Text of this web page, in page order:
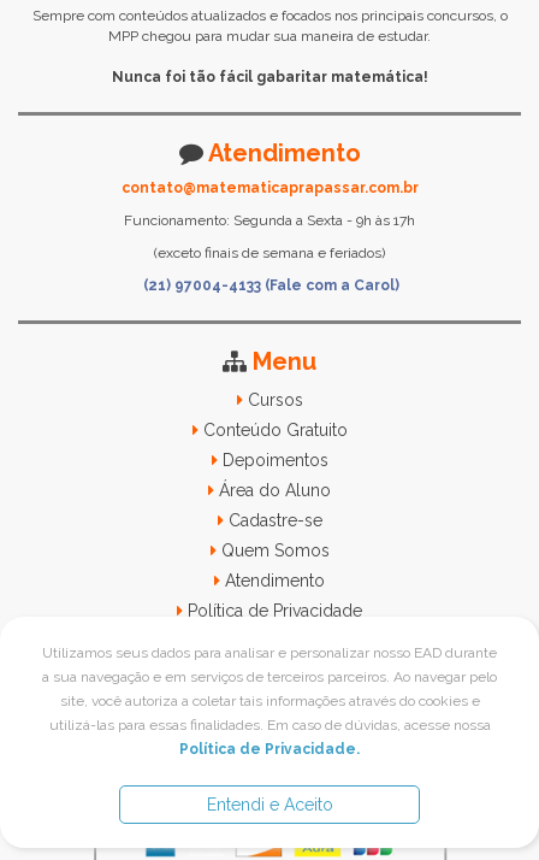
Sempre com conteúdos atualizados e focados nos principais concursos, o
MPP chegou para mudar sua maneira de estudar.
Nunca foi tão fácil gabaritar matemática!
Atendimento
contato@matematicaprapassar.com.br
Funcionamento: Segunda a Sexta - 9h às 17h
(exceto finais de semana e feriados)
(21) 97004-4133 (Fale com a Carol)
Menu
Cursos
Conteúdo Gratuito
Depoimentos
Área do Aluno
Cadastre-se
Quem Somos
Atendimento
Política de Privacidade
Formas de Pagamento
Utilizamos seus dados para analisar e personalizar nosso EAD durante
a sua navegação e em serviços de terceiros parceiros. Ao navegar pelo
site, você autoriza a coletar tais informações através do cookies e
utilizá-las para essas finalidades. Em caso de dúvidas, acesse nossa
Política de Privacidade.
Entendi e Aceito